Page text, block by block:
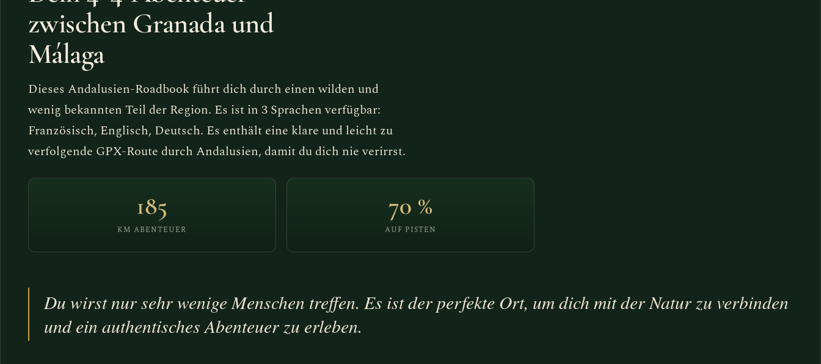
zwischen Granada und
Málaga
Dieses Andalusien-Roadbook führt dich durch einen wilden und
wenig bekannten Teil der Region. Es ist in 3 Sprachen verfügbar:
Französisch, Englisch, Deutsch. Es enthält eine klare und leicht zu
verfolgende GPX-Route durch Andalusien, damit du dich nie verirrst.
185
KM ABENTEUER
70 %
AUF PISTEN
Du wirst nur sehr wenige Menschen treffen. Es ist der perfekte Ort, um dich mit der Natur zu verbinden
und ein authentisches Abenteuer zu erleben.